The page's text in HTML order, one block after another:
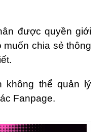
được quyền giới
muốn chia sẻ thông
không thể quản lý
Fanpage.